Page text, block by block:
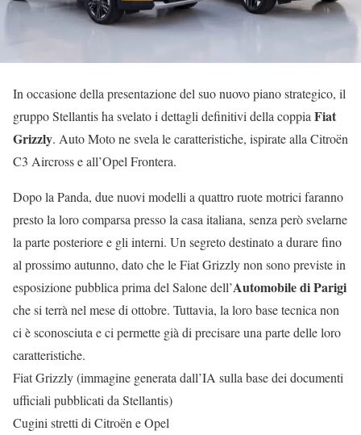
In occasione della presentazione del suo nuovo piano strategico, il
gruppo Stellantis ha svelato i dettagli definitivi della coppia Fiat
Grizzly. Auto Moto ne svela le caratteristiche, ispirate alla Citroën
C3 Aircross e all’Opel Frontera.
Dopo la Panda, due nuovi modelli a quattro ruote motrici faranno
presto la loro comparsa presso la casa italiana, senza però svelarne
la parte posteriore e gli interni. Un segreto destinato a durare fino
al prossimo autunno, dato che le Fiat Grizzly non sono previste in
esposizione pubblica prima del Salone dell’Automobile di Parigi
che si terrà nel mese di ottobre. Tuttavia, la loro base tecnica non
ci è sconosciuta e ci permette già di precisare una parte delle loro
caratteristiche.
Fiat Grizzly (immagine generata dall’IA sulla base dei documenti
ufficiali pubblicati da Stellantis)
Cugini stretti di Citroën e Opel